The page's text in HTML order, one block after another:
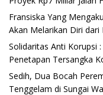
Fransiska Yang
Akan Melarikan Diri dari
Solidaritas Anti Korupsi
Penetapan Tersangka
Sedih, Dua Bocah
Tenggelam di Sungai